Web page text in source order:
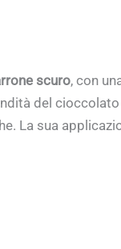
scuro, con
del
La sua